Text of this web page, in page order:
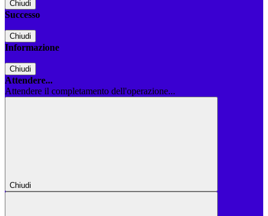
Chiudi
Successo
Chiudi
Informazione
Chiudi
Attendere...
Attendere il completamento dell'operazione...
Chiudi